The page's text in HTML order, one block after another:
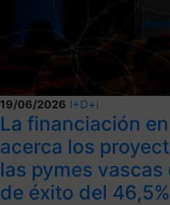
19/06/2026 I+D+i
La financiación
acerca los
las pymes vascas
de éxito del 46,5%